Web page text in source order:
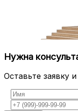
Нужна
Оставьте заявку